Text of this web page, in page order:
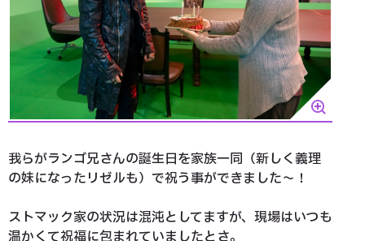
我らがランゴ兄さんの誕生日を家族一同（新しく義理
の妹になったリゼルも）で祝う事ができました～！
ストマック家の状況は混沌としてますが、現場はいつも
温かくて祝福に包まれていましたとさ。